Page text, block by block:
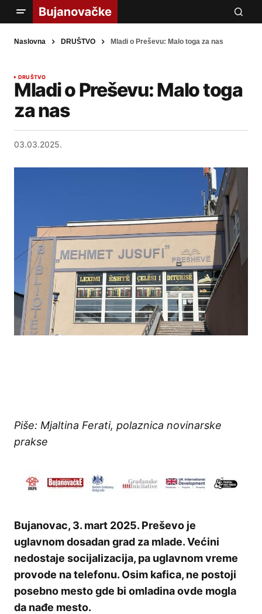
Naslovna DRUŠTVO Mladi o Preševu: Malo toga za nas
DRUŠTVO
Mladi o Preševu: Malo toga
za nas
03.03.2025.
Piše: Mjaltina Ferati, polaznica novinarske
prakse
Bujanovac, 3. mart 2025. Preševo je
uglavnom dosadan grad za mlade. Većini
nedostaje socijalizacija, pa uglavnom vreme
provode na telefonu. Osim kafica, ne postoji
posebno mesto gde bi omladina ovde mogla
da nađe mesto.